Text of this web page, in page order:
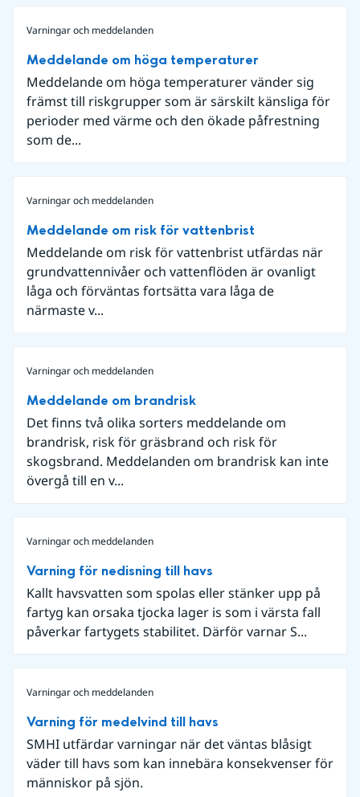
Varningar och meddelanden
Meddelande om höga temperaturer
Meddelande om höga temperaturer vänder sig
främst till riskgrupper som är särskilt känsliga för
perioder med värme och den ökade påfrestning
som de...
Varningar och meddelanden
Meddelande om risk för vattenbrist
Meddelande om risk för vattenbrist utfärdas när
grundvattennivåer och vattenflöden är ovanligt
låga och förväntas fortsätta vara låga de
närmaste v...
Varningar och meddelanden
Meddelande om brandrisk
Det finns två olika sorters meddelande om
brandrisk, risk för gräsbrand och risk för
skogsbrand. Meddelanden om brandrisk kan inte
övergå till en v...
Varningar och meddelanden
Varning för nedisning till havs
Kallt havsvatten som spolas eller stänker upp på
fartyg kan orsaka tjocka lager is som i värsta fall
påverkar fartygets stabilitet. Därför varnar S...
Varningar och meddelanden
Varning för medelvind till havs
SMHI utfärdar varningar när det väntas blåsigt
väder till havs som kan innebära konsekvenser för
människor på sjön.